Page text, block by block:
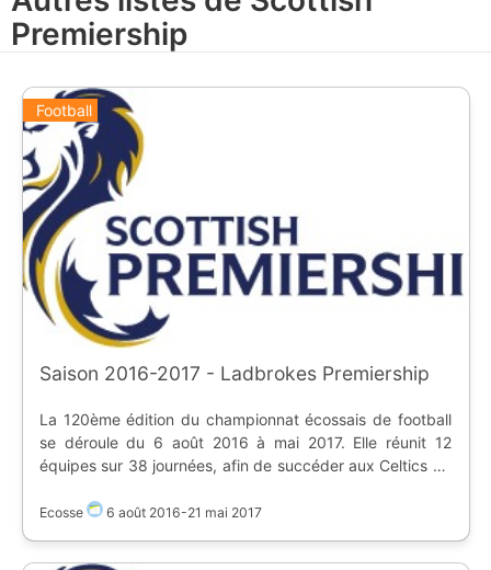
Premiership
Football
Saison 2016-2017 - Ladbrokes Premiership
La 120ème édition du championnat écossais de football
se déroule du 6 août 2016 à mai 2017. Elle réunit 12
équipes sur 38 journées, afin de succéder aux Celtics de
raison du partenariat avec la société de paris. Cette
Ecosse 6 août 2016-21 mai 2017